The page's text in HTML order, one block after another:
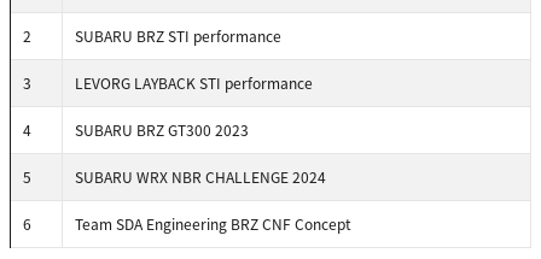
2 SUBARU BRZ STI performance
3 LEVORG LAYBACK STI performance
4 SUBARU BRZ GT300 2023
5 SUBARU WRX NBR CHALLENGE 2024
6 Team SDA Engineering BRZ CNF Concept